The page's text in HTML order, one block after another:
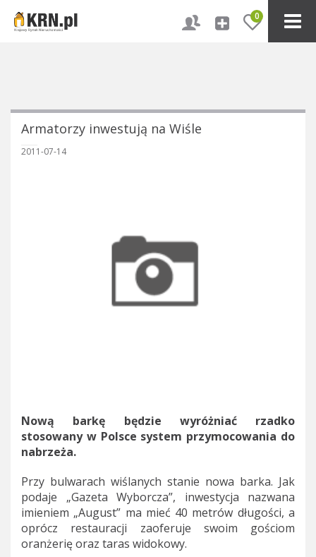
0
Armatorzy inwestują na Wiśle
2011-07-14
Nową barkę będzie wyróżniać rzadko
stosowany w Polsce system przymocowania do
nabrzeża.
Przy bulwarach wiślanych stanie nowa barka. Jak
podaje „Gazeta Wyborcza”, inwestycja nazwana
imieniem „August” ma mieć 40 metrów długości, a
oprócz restauracji zaoferuje swoim gościom
oranżerię oraz taras widokowy.